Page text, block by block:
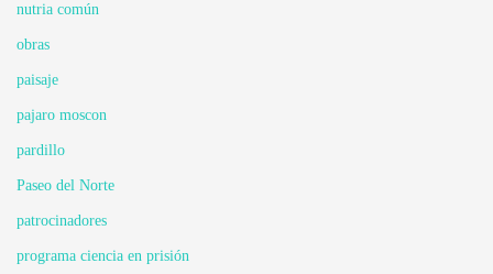
nutria común
obras
paisaje
pajaro moscon
pardillo
Paseo del Norte
patrocinadores
programa ciencia en prisión